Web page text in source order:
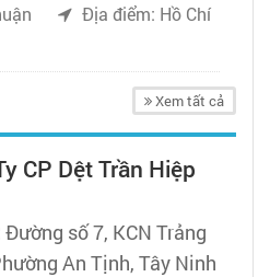
Địa điểm: Hồ Chí
Xem tất cả
CP Dệt Trần Hiệp
Đường số 7, KCN Trảng
An Tịnh, Tây Ninh